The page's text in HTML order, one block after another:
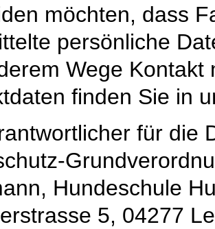
möchten, dass
persönliche
Wege
finden Sie in
für die
Hundeschule
5, 04277